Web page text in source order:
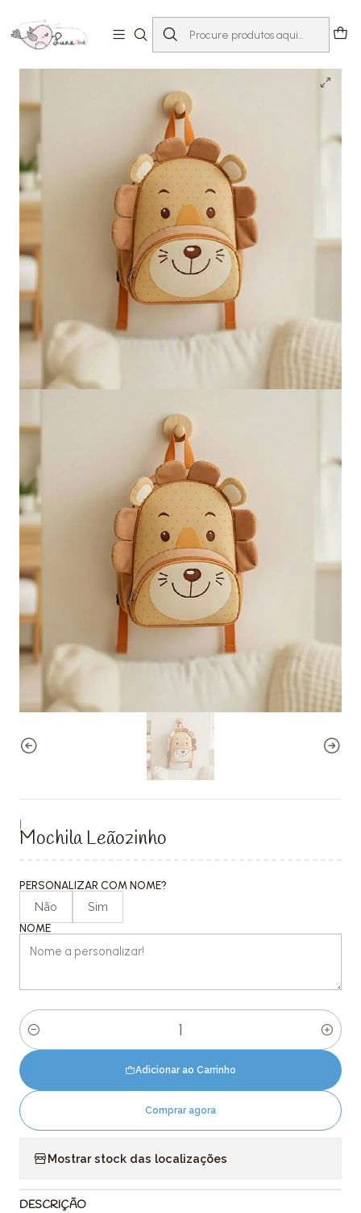
Mochilas & Estojos Mochila Leãozinho
|
Mochila Leãozinho
PERSONALIZAR COM NOME?
Não Sim
NOME
Quantidade
Adicionar ao Carrinho
Comprar agora
Mostrar stock das localizações
DESCRIÇÃO